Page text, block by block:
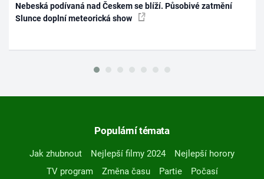
Nebeská podívaná nad Českem se blíží. Působivé zatmění
Slunce doplní meteorická show
Populární témata
Jak zhubnout Nejlepší filmy 2024
Nejlepší horory
TV program
Změna času Partie
Počasí